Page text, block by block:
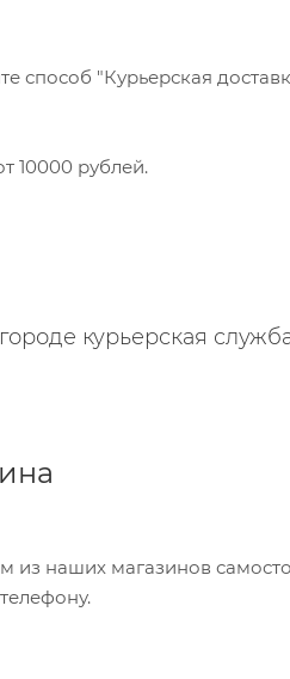
способ "Курьерская
10000 рублей.
курьерская